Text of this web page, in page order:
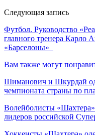
Следующая запись
Футбол. Руководство
главного тренера Карло
«Барселоны»
Вам также могут
Шиманович и Шкурдай
чемпионата страны по
Волейболисты
лидеров российской